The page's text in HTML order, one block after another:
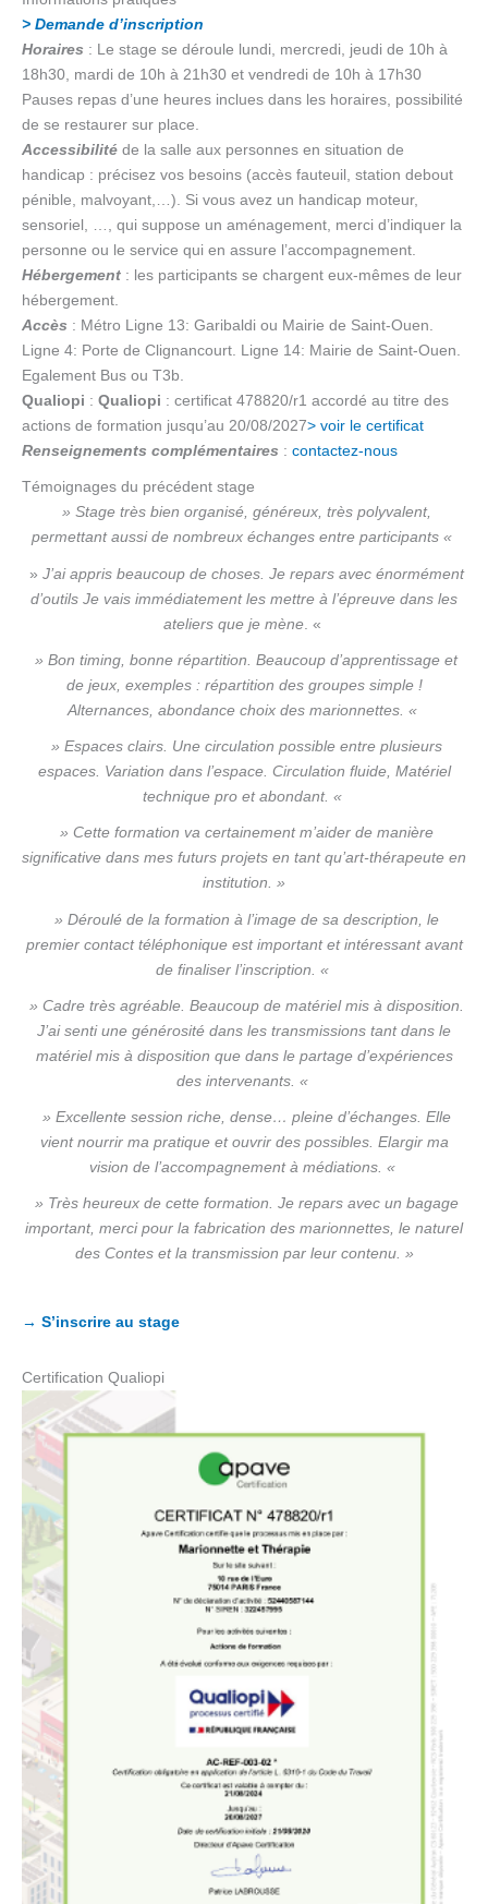
> Demande d’inscription
Horaires : Le stage se déroule lundi, mercredi, jeudi de 10h à
18h30, mardi de 10h à 21h30 et vendredi de 10h à 17h30
Pauses repas d’une heures inclues dans les horaires, possibilité
de se restaurer sur place.
Accessibilité de la salle aux personnes en situation de
handicap : précisez vos besoins (accès fauteuil, station debout
pénible, malvoyant,…). Si vous avez un handicap moteur,
sensoriel, …, qui suppose un aménagement, merci d’indiquer la
personne ou le service qui en assure l’accompagnement.
Hébergement : les participants se chargent eux-mêmes de leur
hébergement.
Accès : Métro Ligne 13: Garibaldi ou Mairie de Saint-Ouen.
Ligne 4: Porte de Clignancourt. Ligne 14: Mairie de Saint-Ouen.
Egalement Bus ou T3b.
Qualiopi : Qualiopi : certificat 478820/r1 accordé au titre des
actions de formation jusqu’au 20/08/2027> voir le certificat
Renseignements complémentaires : contactez-nous
Témoignages du précédent stage
» Stage très bien organisé, généreux, très polyvalent,
permettant aussi de nombreux échanges entre participants «
» J’ai appris beaucoup de choses. Je repars avec énormément
d’outils Je vais immédiatement les mettre à l’épreuve dans les
ateliers que je mène. «
» Bon timing, bonne répartition. Beaucoup d’apprentissage et
de jeux, exemples : répartition des groupes simple !
Alternances, abondance choix des marionnettes. «
» Espaces clairs. Une circulation possible entre plusieurs
espaces. Variation dans l’espace. Circulation fluide, Matériel
technique pro et abondant. «
» Cette formation va certainement m’aider de manière
significative dans mes futurs projets en tant qu’art-thérapeute en
institution. »
» Déroulé de la formation à l’image de sa description, le
premier contact téléphonique est important et intéressant avant
de finaliser l’inscription. «
» Cadre très agréable. Beaucoup de matériel mis à disposition.
J’ai senti une générosité dans les transmissions tant dans le
matériel mis à disposition que dans le partage d’expériences
des intervenants. «
» Excellente session riche, dense… pleine d’échanges. Elle
vient nourrir ma pratique et ouvrir des possibles. Elargir ma
vision de l’accompagnement à médiations. «
» Très heureux de cette formation. Je repars avec un bagage
important, merci pour la fabrication des marionnettes, le naturel
des Contes et la transmission par leur contenu. »
→ S’inscrire au stage
Certification Qualiopi